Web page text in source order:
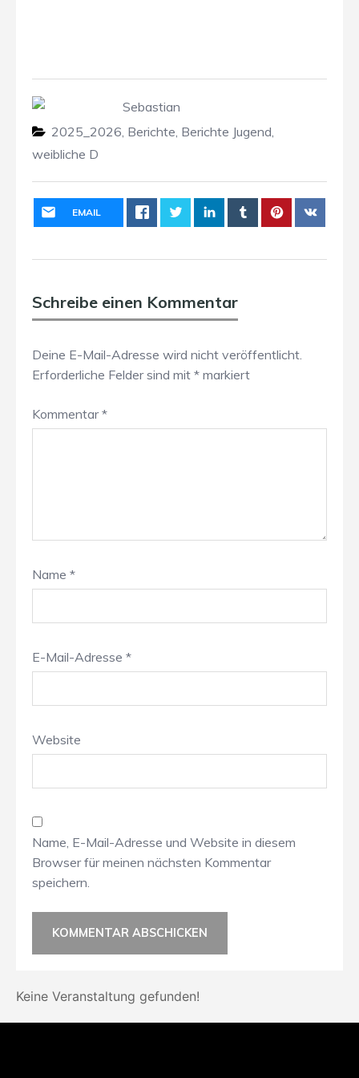
Sebastian
2025_2026, Berichte, Berichte Jugend,
weibliche D
EMAIL
Schreibe einen Kommentar
Deine E-Mail-Adresse wird nicht veröffentlicht.
Erforderliche Felder sind mit * markiert
Kommentar*
Name *
E-Mail-Adresse *
Website
Name, E-Mail-Adresse und Website in diesem
Browser für meinen nächsten Kommentar
speichern.
Keine Veranstaltung gefunden!